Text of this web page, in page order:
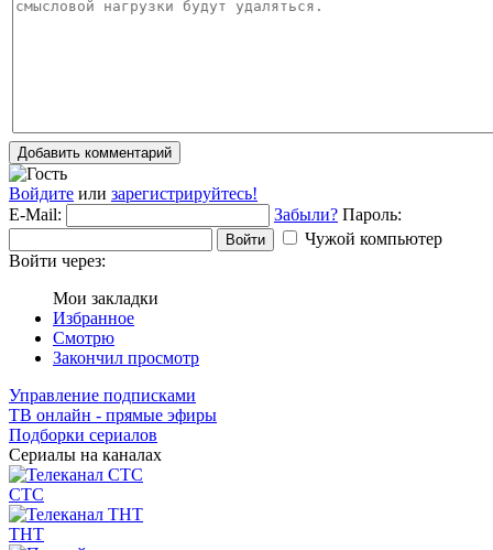
Добавить комментарий
Войдите или зарегистрируйтесь!
E-Mail:
Забыли? Пароль:
Войти
Чужой компьютер
Войти через:
Мои закладки
Избранное
Смотрю
Закончил просмотр
Управление подписками
ТВ онлайн - прямые эфиры
Подборки сериалов
Сериалы на каналах
СТС
ТНТ